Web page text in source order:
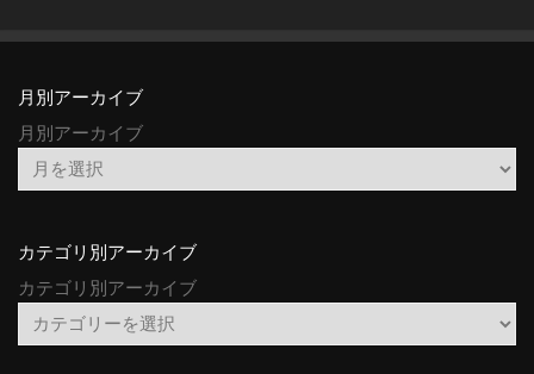
月別アーカイブ
月別アーカイブ
カテゴリ別アーカイブ
カテゴリ別アーカイブ